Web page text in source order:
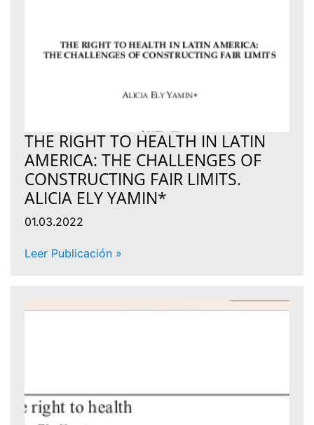
THE RIGHT TO HEALTH IN LATIN
AMERICA: THE CHALLENGES OF
CONSTRUCTING FAIR LIMITS.
ALICIA ELY YAMIN*
01.03.2022
Leer Publicación »